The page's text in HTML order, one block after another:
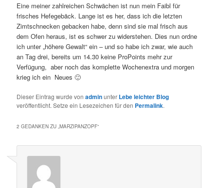
Eine meiner zahlreichen Schwächen ist nun mein Faibl für
frisches Hefegebäck. Lange ist es her, dass ich die letzten
Zimtschnecken gebacken habe, denn sind sie mal frisch aus
dem Ofen heraus, ist es schwer zu widerstehen. Dies nun ordne
ich unter „höhere Gewalt“ ein – und so habe ich zwar, wie auch
an Tag drei, bereits um 14.30 keine ProPoints mehr zur
Verfügung, aber noch das komplette Wochenextra und morgen
krieg ich ein Neues 🙂
Dieser Eintrag wurde vonadminunter Lebe leichter Blog
veröffentlicht. Setze ein Lesezeichen für den Permalink.
2 GEDANKEN ZU „MARZIPANZOPF“